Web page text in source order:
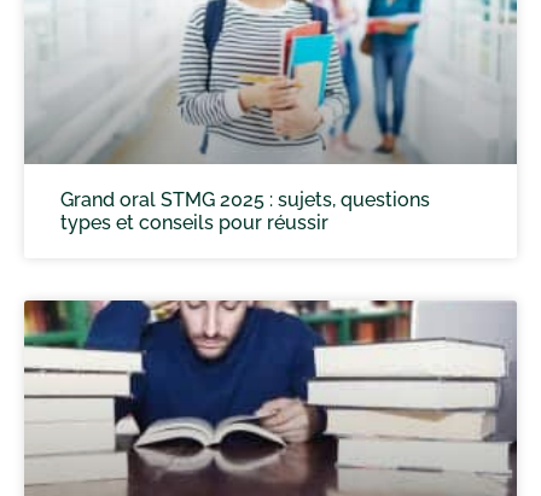
Grand oral STMG 2025 : sujets, questions
types et conseils pour réussir